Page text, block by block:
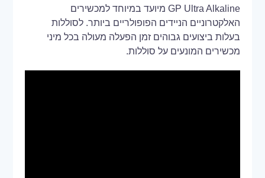
GP Ultra Alkaline מיועד במיוחד למכשירים
האלקטרוניים הניידים הפופולריים ביותר. לסוללות
בעלות ביצועים גבוהים זמן הפעלה מעולה בכל מיני
מכשירים המונעים על סוללות.